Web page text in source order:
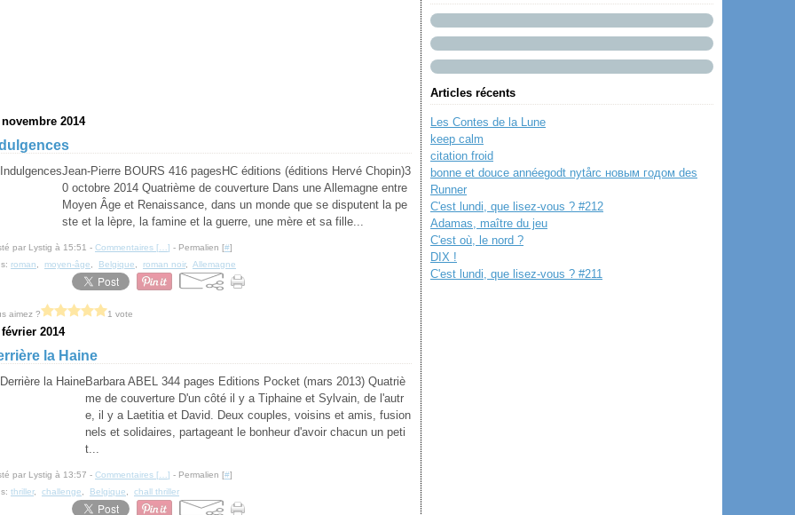
novembre 2014
Jean-Pierre BOURS 416 pagesHC éditions (éditions Hervé Chopin)3
0 octobre 2014 Quatrième de couverture Dans une Allemagne entre
Moyen Âge et Renaissance, dans un monde que se disputent la pe
ste et la lèpre, la famine et la guerre, une mère et sa fille...
par Lystig à 15:51 - Commentaires [ ] - Permalien [#]
roman moyen-âge Belgique roman noir, Allemagne
aimez ? 1 vote
février 2014
la Haine
Barbara ABEL 344 pages Editions Pocket (mars 2013) Quatriè
me de couverture D'un côté il y a Tiphaine et Sylvain, de l'autr
e, il y a Laetitia et David. Deux couples, voisins et amis, fusion
nels et solidaires, partageant le bonheur d'avoir chacun un peti
t...
par Lystig à 13:57 - Commentaires [ ] - Permalien [#]
thriller, challenge Belgique chall thriller
Articles récents
Les Contes de la Lune
keep calm
citation froid
bonne et douce annéegodt nytårс новым годом des
Runner
C'est lundi, que lisez-vous ? #212
Adamas, maître du jeu
C'est où, le nord ?
DIX !
C'est lundi, que lisez-vous ? #211